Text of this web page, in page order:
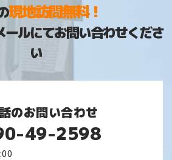
現地訪問無料！
ールにてお問い合わせくださ
い
のお問い合わせ
49-2598